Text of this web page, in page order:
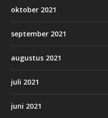
oktober 2021
september 2021
augustus 2021
juli 2021
juni 2021